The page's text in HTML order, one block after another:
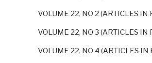
VOLUME 22, NO 2 (ARTICLES IN
VOLUME 22, NO 3 (ARTICLES IN
VOLUME 22, NO 4 (ARTICLES IN